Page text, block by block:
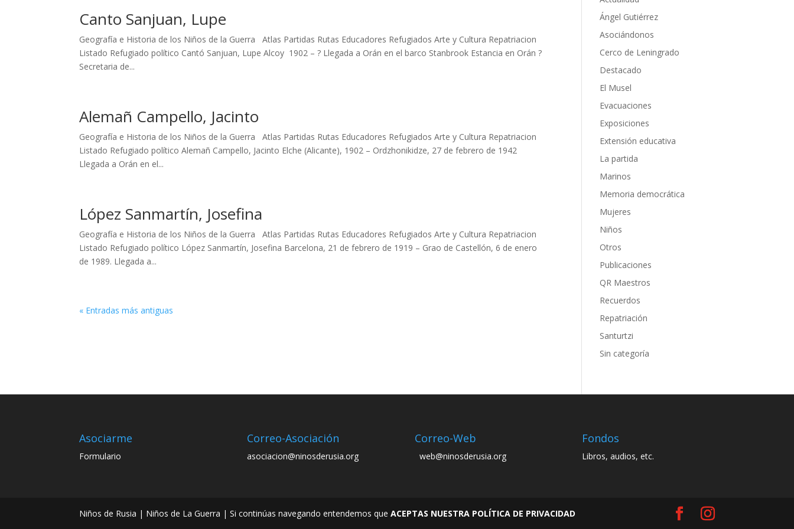
Canto Sanjuan, Lupe
Geografía e Historia de los Niños de la Guerra Atlas Partidas Rutas Educadores Refugiados Arte y Cultura Repatriacion
Listado Refugiado político Cantó Sanjuan, Lupe Alcoy 1902 – ? Llegada a Orán en el barco Stanbrook Estancia en Orán ?
Secretaria de...
Alemañ Campello, Jacinto
Geografía e Historia de los Niños de la Guerra Atlas Partidas Rutas Educadores Refugiados Arte y Cultura Repatriacion
Listado Refugiado político Alemañ Campello, Jacinto Elche (Alicante), 1902 – Ordzhonikidze, 27 de febrero de 1942
Llegada a Orán en el...
López Sanmartín, Josefina
Geografía e Historia de los Niños de la Guerra Atlas Partidas Rutas Educadores Refugiados Arte y Cultura Repatriacion
Listado Refugiado político López Sanmartín, Josefina Barcelona, 21 de febrero de 1919 – Grao de Castellón, 6 de enero
de 1989. Llegada a...
« Entradas más antiguas
Ángel Gutiérrez
Asociándonos
Cerco de Leningrado
Destacado
El Musel
Evacuaciones
Exposiciones
Extensión educativa
La partida
Marinos
Memoria democrática
Mujeres
Niños
Otros
Publicaciones
QR Maestros
Recuerdos
Repatriación
Santurtzi
Sin categoría
Asociarme
Formulario
Correo-Asociación
asociacion@ninosderusia.org
Correo-Web
web@ninosderusia.org
Fondos
Libros, audios, etc.
Niños de Rusia | Niños de La Guerra | Si continúas navegando entendemos queACEPTAS NUESTRA POLÍTICA DE PRIVACIDAD